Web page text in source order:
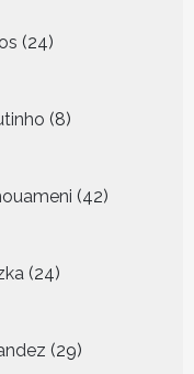
24
producten
8
producten
42
producten
24
producten
29
producten